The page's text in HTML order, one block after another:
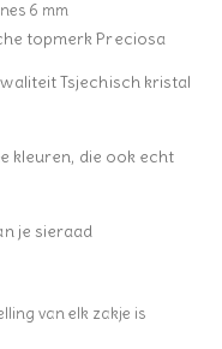
6 mm
topmerk Preciosa
Tsjechisch kristal
kleuren, die ook echt
je sieraad
van elk zakje is